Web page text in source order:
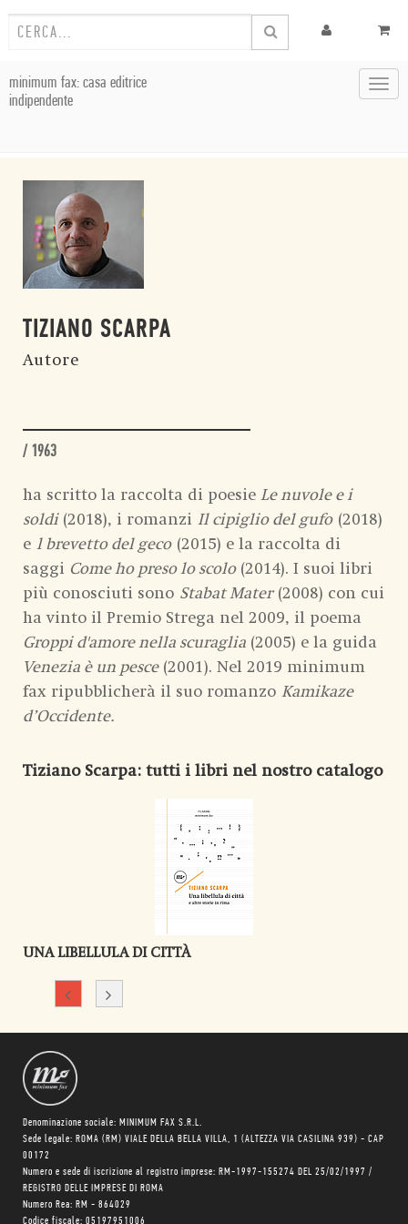
minimum fax: casa editrice
indipendente
TIZIANO SCARPA
Autore
/ 1963
ha scritto la raccolta di poesie Le nuvole e i
soldi(2018), i romanzi Il cipiglio del gufo (2018)
e l brevetto del geco(2015) e la raccolta di
saggi Come ho preso lo scolo(2014). I suoi libri
più conosciuti sono Stabat Mater(2008) con cui
ha vinto il Premio Strega nel 2009, il poema
Groppi d'amore nella scuraglia (2005) e la guida
Venezia è un pesce(2001). Nel 2019 minimum
fax ripubblicherà il suo romanzo Kamikaze
d’Occidente.
Tiziano Scarpa: tutti i libri nel nostro catalogo
UNA LIBELLULA DI CITTÀ
Denominazione sociale: MINIMUM FAX S.R.L.
Sede legale: ROMA (RM) VIALE DELLA BELLA VILLA, 1 (ALTEZZA VIA CASILINA 939) - CAP
00172
Numero e sede di iscrizione al registro imprese: RM-1997-155274 DEL 25/02/1997 /
REGISTRO DELLE IMPRESE DI ROMA
Numero Rea: RM - 864029
Codice fiscale: 05197951006